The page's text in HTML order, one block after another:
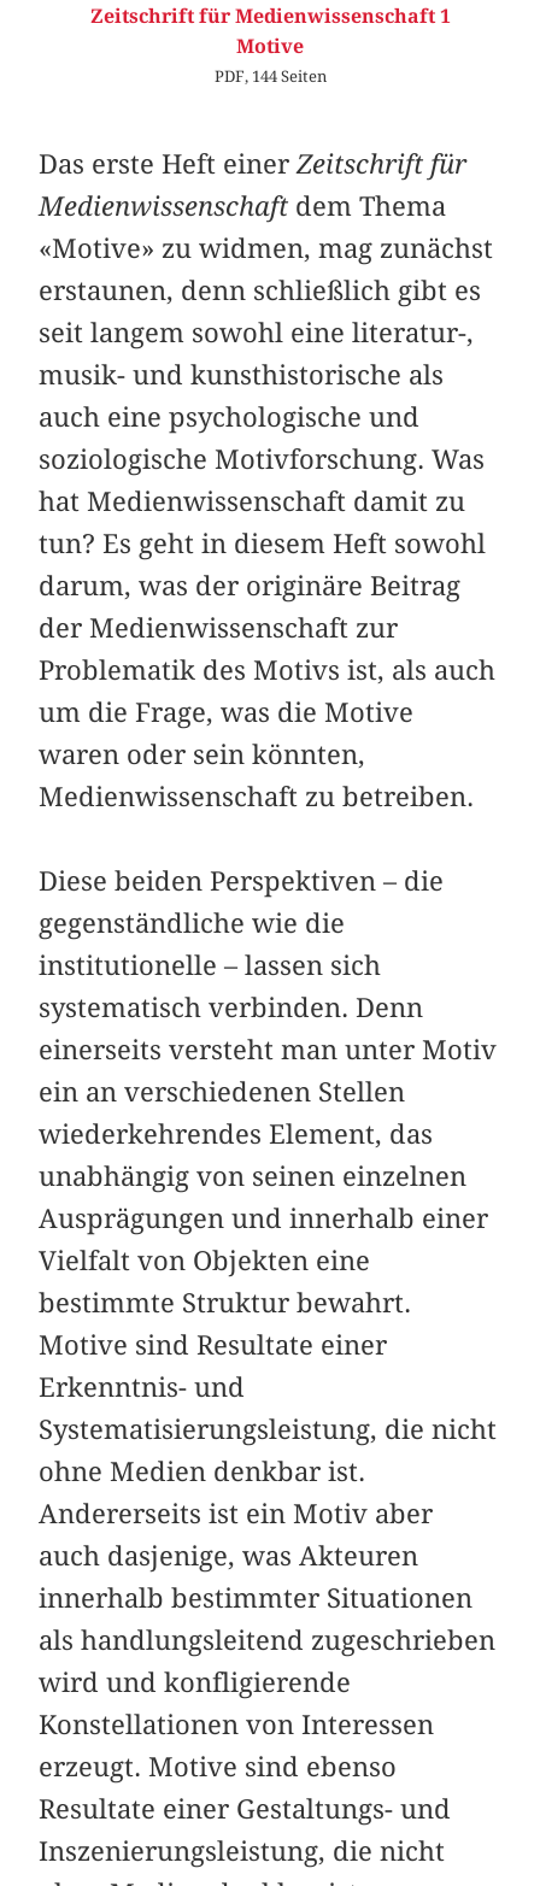
Zeitschrift für Medienwissenschaft 1
Motive
PDF, 144 Seiten
Das erste Heft einerZeitschrift für
Medienwissenschaft dem Thema
«Motive» zu widmen, mag zunächst
erstaunen, denn schließlich gibt es
seit langem sowohl eine literatur-,
musik- und kunsthistorische als
auch eine psychologische und
soziologische Motivforschung. Was
hat Medienwissenschaft damit zu
tun? Es geht in diesem Heft sowohl
darum, was der originäre Beitrag
der Medienwissenschaft zur
Problematik des Motivs ist, als auch
um die Frage, was die Motive
waren oder sein könnten,
Medienwissenschaft zu betreiben.
Diese beiden Perspektiven – die
gegenständliche wie die
institutionelle – lassen sich
systematisch verbinden. Denn
einerseits versteht man unter Motiv
ein an verschiedenen Stellen
wiederkehrendes Element, das
unabhängig von seinen einzelnen
Ausprägungen und innerhalb einer
Vielfalt von Objekten eine
bestimmte Struktur bewahrt.
Motive sind Resultate einer
Erkenntnis- und
Systematisierungsleistung, die nicht
ohne Medien denkbar ist.
Andererseits ist ein Motiv aber
auch dasjenige, was Akteuren
innerhalb bestimmter Situationen
als handlungsleitend zugeschrieben
wird und konfligierende
Konstellationen von Interessen
erzeugt. Motive sind ebenso
Resultate einer Gestaltungs- und
Inszenierungsleistung, die nicht